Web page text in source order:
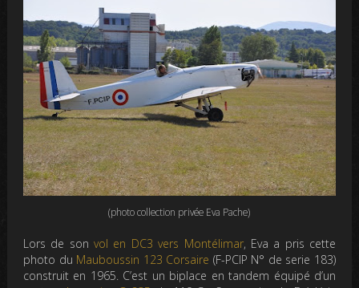
(photo collection privée Eva Pache)
Lors de sonvol en DC3 vers Montélimar, Eva a pris cette
photo du Mauboussin 123 Corsaire (F-PCIP N° de serie 183)
construit en 1965. C’est un biplace en tandem équipé d’un